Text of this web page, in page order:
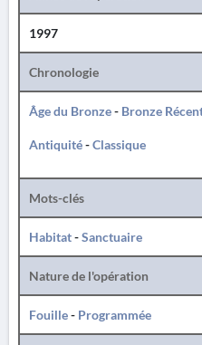
1997
Chronologie
Âge du Bronze- Bronze
Antiquité-Classique
Mots-clés
Habitat-Sanctuaire
Nature de l'opération
Fouille- Programmée